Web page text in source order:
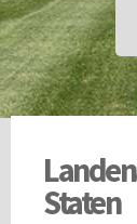
Staten